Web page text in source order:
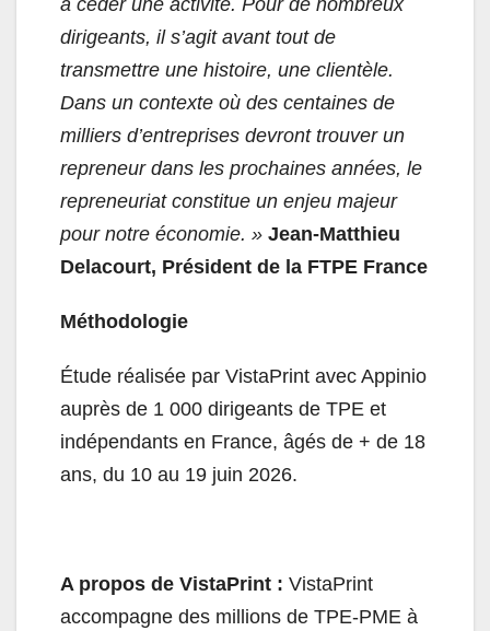
à céder une activité. Pour de nombreux
dirigeants, il s’agit avant tout de
transmettre une histoire, une clientèle.
Dans un contexte où des centaines de
milliers d’entreprises devront trouver un
repreneur dans les prochaines années, le
repreneuriat constitue un enjeu majeur
pour notre économie. » Jean-Matthieu
Delacourt, Président de la FTPE France
Méthodologie
Étude réalisée par VistaPrint avec Appinio
auprès de 1 000 dirigeants de TPE et
indépendants en France, âgés de + de 18
ans, du 10 au 19 juin 2026.
A propos de VistaPrint : VistaPrint
accompagne des millions de TPE-PME à